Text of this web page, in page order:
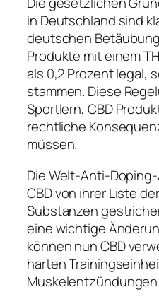
in Deutschland sind
deutschen
Produkte mit einem
als 0,2 Prozent legal,
stammen. Diese
Sportlern, CBD
rechtliche
müssen.
Die Welt-Anti-
CBD von ihrer Liste
Substanzen
eine wichtige
können nun CBD
harten